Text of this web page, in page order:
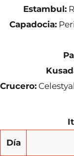
Estambul:
Capadocia:
Crucero:
Día